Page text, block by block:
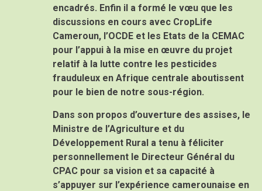
encadrés. Enfin il a formé le vœu que les
discussions en cours avec CropLife
Cameroun, l’OCDE et les Etats de la CEMAC
pour l’appui à la mise en œuvre du projet
relatif à la lutte contre les pesticides
frauduleux en Afrique centrale aboutissent
pour le bien de notre sous-région.
Dans son propos d’ouverture des assises, le
Ministre de l’Agriculture et du
Développement Rural a tenu à féliciter
personnellement le Directeur Général du
CPAC pour sa vision et sa capacité à
s’appuyer sur l’expérience camerounaise en